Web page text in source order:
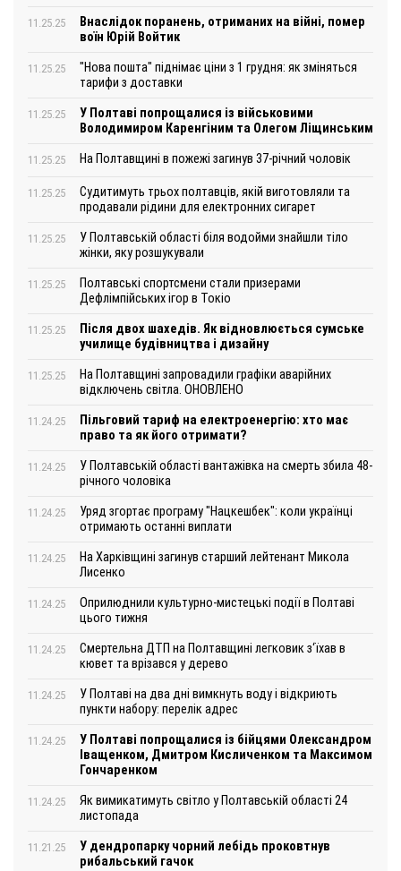
11.25.25
Внаслідок поранень, отриманих на війні, помер
воїн Юрій Войтик
11.25.25
"Нова пошта" піднімає ціни з 1 грудня: як зміняться
тарифи з доставки
11.25.25
У Полтаві попрощалися із військовими
Володимиром Каренгіним та Олегом Ліщинським
11.25.25 На Полтавщині в пожежі загинув 37-річний чоловік
11.25.25
Судитимуть трьох полтавців, якій виготовляли та
продавали рідини для електронних сигарет
11.25.25
У Полтавській області біля водойми знайшли тіло
жінки, яку розшукували
11.25.25
Полтавські спортсмени стали призерами
Дефлімпійських ігор в Токіо
11.25.25
Після двох шахедів. Як відновлюється сумське
училище будівництва і дизайну
11.25.25
На Полтавщині запровадили графіки аварійних
відключень світла. ОНОВЛЕНО
11.24.25
Пільговий тариф на електроенергію: хто має
право та як його отримати?
11.24.25
У Полтавській області вантажівка на смерть збила 48-
річного чоловіка
11.24.25
Уряд згортає програму "Нацкешбек": коли українці
отримають останні виплати
11.24.25
На Харківщині загинув старший лейтенант Микола
Лисенко
11.24.25
Оприлюднили культурно-мистецькі події в Полтаві
цього тижня
11.24.25
Смертельна ДТП на Полтавщині легковик з‘їхав в
кювет та врізався у дерево
11.24.25
У Полтаві на два дні вимкнуть воду і відкриють
пункти набору: перелік адрес
11.24.25
У Полтаві попрощалися із бійцями Олександром
Іващенком, Дмитром Кисличенком та Максимом
Гончаренком
11.24.25
Як вимикатимуть світло у Полтавській області 24
листопада
11.21.25
У дендропарку чорний лебідь проковтнув
рибальський гачок